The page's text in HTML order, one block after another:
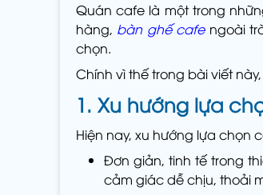
Quán cafe là một trong
hàng, bàn ghế cafengoài
chọn.
Chính vì thế trong bài viết
1. Xu hướng lựa
Hiện nay, xu hướng lựa
Đơn giản, tinh tế trong
cảm giác dễ chịu, thoải